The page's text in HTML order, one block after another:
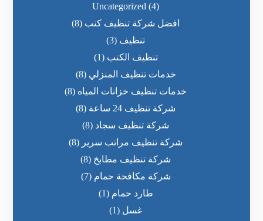
Uncategorized (4)
افضل شركة تنظيف كنب (8)
تنظيف (3)
تنظيف الكنب (1)
خدمات تنظيف المنزلي (8)
خدمات تنظيف خزانات المياه (8)
شركة تنظيف 24 ساعة
(8)
شركة تنظيف سجاد (8)
شركة تنظيف مراتب سرير (8)
شركة تنظيف مطابخ (8)
شركة مكافحة حمام (7)
طارد حمام (1)
غسل (1)